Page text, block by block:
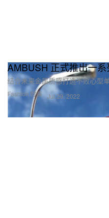
Fashion 时装
AMBUSH 正式推出一
结合未来金属质感打造不败心型单
Jul 29, 2022